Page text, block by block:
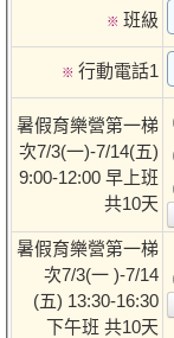
※ 班級
※ 行動電話1
暑假育樂營第一梯
次7/3(一)-7/14(五)
9:00-12:00 早上班
共10天
暑假育樂營第一梯
次7/3(一 )-7/14
(五) 13:30-16:30
下午班 共10天